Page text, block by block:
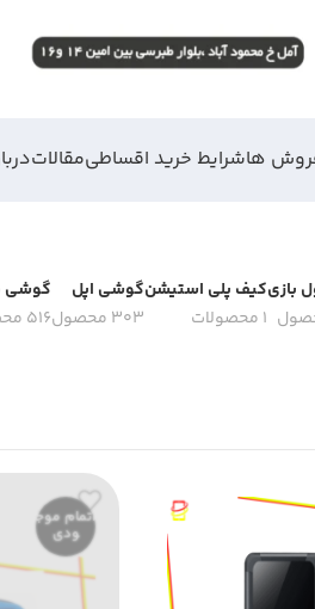
هاشرایط خرید اقساطیمقالات
بازیکیف پلی استیشن
1 محصولات
گوشی اپل
303 محصول
گوشی
516 محصول
اتمام موج
ودی